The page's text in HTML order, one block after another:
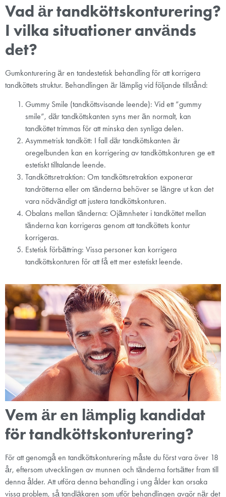
Vad är tandköttskonturering?
I vilka situationer används
det?
Gumkonturering är en tandestetisk behandling för att korrigera
tandköttets struktur. Behandlingen är lämplig vid följande tillstånd:
Gummy Smile (tandköttsvisande leende): Vid ett ”gummy
smile”, där tandköttskanten syns mer än normalt, kan
tandköttet trimmas för att minska den synliga delen.
Asymmetrisk tandkött: I fall där tandköttskanten är
oregelbunden kan en korrigering av tandköttskonturen ge ett
estetiskt tilltalande leende.
Tandköttsretraktion: Om tandköttsretraktion exponerar
tandrötterna eller om tänderna behöver se längre ut kan det
vara nödvändigt att justera tandköttskonturen.
Obalans mellan tänderna: Ojämnheter i tandköttet mellan
tänderna kan korrigeras genom att tandköttets kontur
korrigeras.
Estetisk förbättring: Vissa personer kan korrigera
tandköttskonturen för att få ett mer estetiskt leende.
Vem är en lämplig kandidat
för tandköttskonturering?
För att genomgå en tandköttskonturering måste du först vara över 18
år, eftersom utvecklingen av munnen och tänderna fortsätter fram till
denna ålder. Att utföra denna behandling i ung ålder kan orsaka
vissa problem, så tandläkaren som utför behandlingen avgör när det